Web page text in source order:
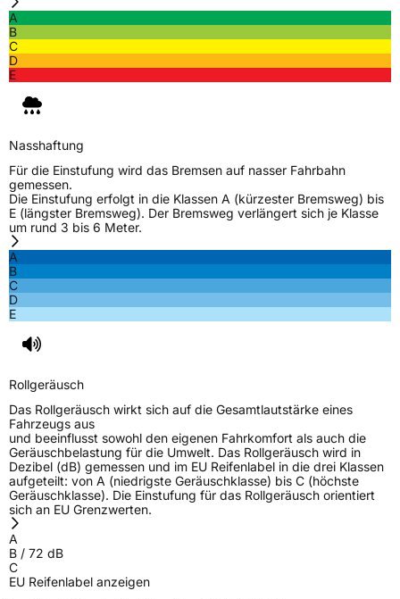
Weitere Eigenschaften
Ja
EU Label
Effizienz
Fahrzeugklasse
C2
3PMSF / Schneeflockensymbol / Alpine-SymbolNein
EPREL ID 2166275
Allgemeine Produktsicherheit (GPSR)
Herstellerkontakt
40667 Meerbusch Germany,
hgs.spain@testgs.com
A
B
C
D
E
Nasshaftung
Für die Einstufung wird das Bremsen auf nasser Fahrbahn
gemessen.
Die Einstufung erfolgt in die Klassen A (kürzester Bremsweg) bis
E (längster Bremsweg). Der Bremsweg verlängert sich je Klasse
um rund 3 bis 6 Meter.
A
B
C
D
E
Rollgeräusch
Das Rollgeräusch wirkt sich auf die Gesamtlautstärke eines
Fahrzeugs aus
und beeinflusst sowohl den eigenen Fahrkomfort als auch die
Geräuschbelastung für die Umwelt. Das Rollgeräusch wird in
Dezibel (dB) gemessen und im EU Reifenlabel in die drei Klassen
aufgeteilt: von A (niedrigste Geräuschklasse) bis C (höchste
Geräuschklasse). Die Einstufung für das Rollgeräusch orientiert
sich an EU Grenzwerten.
A
B / 72 dB
C
EU Reifenlabel anzeigen